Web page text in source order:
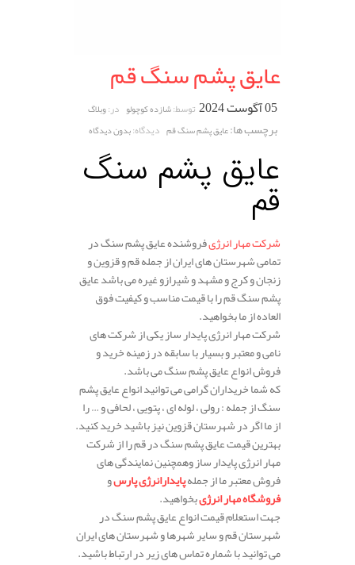
عایق پشم سنگ قم
05 آگوست 2024 توسط:شازده کوچولو در:وبلاگ
برچسب ها:عایق پشم سنگ قم دیدگاه:بدون دیدگاه
عایق پشم سنگ
قم
شرکت مهار انرژیفروشنده عایق پشم سنگ در
تمامی شهرستان های ایران از جمله قم و قزوین و
زنجان و کرج و مشهد و شیرازو غیره می باشد عایق
پشم سنگ قم را با قیمت مناسب و کیفیت فوق
العاده از ما بخواهید.
شرکت مهار انرژی پایدار ساز یکی از شرکت های
نامی و معتبر و بسیار با سابقه در زمینه خرید و
فروش انواع عایق پشم سنگ می باشد.
که شما خریداران گرامی می توانید انواع عایق پشم
سنگ از جمله : رولی ، لوله ای ، پتویی ، لحافی و … را
از ما اگر در شهرستان قزوین نیز باشید خرید کنید.
بهترین قیمت عایق پشم سنگ در قم را از شرکت
مهار انرژی پایدار ساز وهمچنین نمایندگی های
فروش معتبر ما از جملهپایدارانرژی پارسو
فروشگاه مهار انرژیبخواهید.
جهت استعلام قیمت انواع عایق پشم سنگ در
شهرستان قم و سایر شهرها و شهرستان های ایران
می توانید با شماره تماس های زیر در ارتباط باشید.